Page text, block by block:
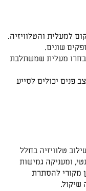
למעלית והטלוויזיה.
שונים.
בחרו מעלית שמשתלבת
פנים יכולים לסייע
טלוויזיה בחלל
ומעניקה גמישות
מקורי להסתרת
שיקול.